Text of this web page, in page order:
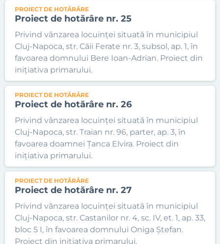
PROIECT DE HOTĂRÂRE
Proiect de hotărâre nr. 25
Privind vânzarea locuinței situată în municipiul
Cluj-Napoca, str. Căii Ferate nr. 3, subsol, ap. 1, în
favoarea domnului Bere Ioan-Adrian. Proiect din
inițiativa primarului.
PROIECT DE HOTĂRÂRE
Proiect de hotărâre nr. 26
Privind vânzarea locuinței situată în municipiul
Cluj-Napoca, str. Traian nr. 96, parter, ap. 3, în
favoarea doamnei Țanca Elvira. Proiect din
inițiativa primarului.
PROIECT DE HOTĂRÂRE
Proiect de hotărâre nr. 27
Privind vânzarea locuinței situată în municipiul
Cluj-Napoca, str. Castanilor nr. 4, sc. IV, et. 1, ap. 33,
bloc 5 I, în favoarea domnului Oniga Ștefan.
Proiect din inițiativa primarului.